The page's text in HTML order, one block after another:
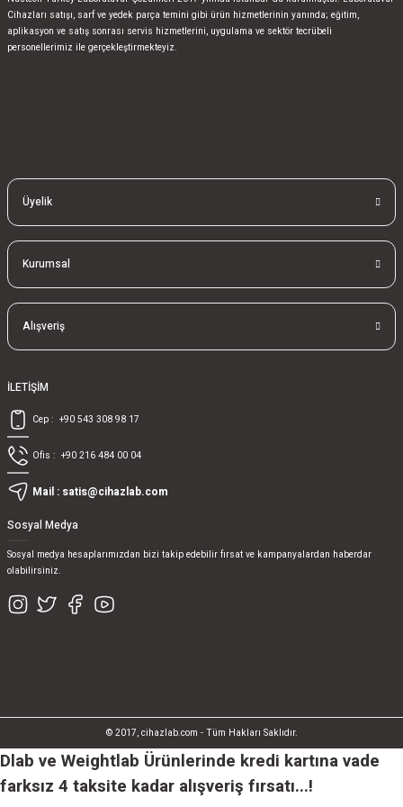
Cihazları satışı, sarf ve yedek parça temini gibi ürün hizmetlerinin yanında; eğitim,
aplikasyon ve satış sonrası servis hizmetlerini, uygulama ve sektör tecrübeli
personellerimiz ile gerçekleştirmekteyiz.
Üyelik
Kurumsal
Alışveriş
İLETİŞİM
Cep : +90 543 308 98 17
Ofis : +90 216 484 00 04
Mail : satis@cihazlab.com
Sosyal Medya
Sosyal medya hesaplarımızdan bizi takip edebilir fırsat ve kampanyalardan haberdar
olabilirsiniz.
© 2017, cihazlab.com - Tüm Hakları Saklıdır.
Dlab ve Weightlab Ürünlerinde kredi kartına vade
farksız 4 taksite kadar alışveriş fırsatı...!